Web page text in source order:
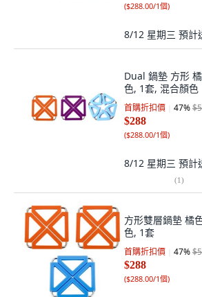
($288.00/1個)
8/12 星期三 預計
Dual 鍋墊 方形
色, 1套, 混合顏色
首購折扣價 47%
$288
($288.00/1個)
8/12 星期三 預計
(1)
方形雙層鍋墊 橘
色, 1套
首購折扣價 47%
$288
($288.00/1個)